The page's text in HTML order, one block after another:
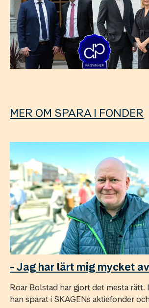
MER OM SPARA I FONDER
- Jag har lärt mig mycket
Roar Bolstad har gjort det mesta rätt.
han sparat i SKAGENs aktiefonder